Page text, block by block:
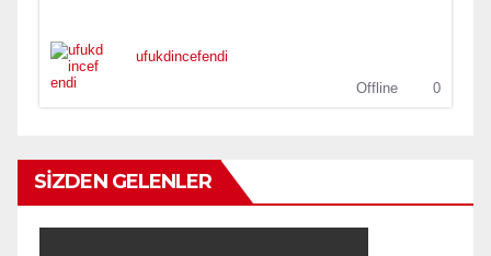
ufukdincefendi
Offline
0
SİZDEN GELENLER